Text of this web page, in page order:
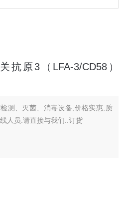
抗原3（LFA-3/CD58）
测、灭菌、消毒设备,价格实惠,质
人员.请直接与我们..订货